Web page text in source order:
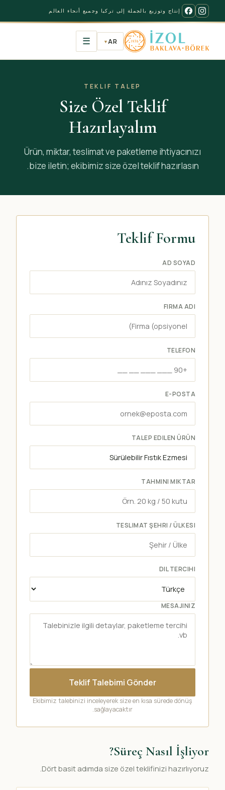
إنتاج وتوزيع بالجملة إلى تركيا وجميع أنحاء العالم
AR
▼
☰
TEKLIF TALEP
Size Özel Teklif
Hazırlayalım
Ürün, miktar, teslimat ve paketleme ihtiyacınızı
bize iletin; ekibimiz size özel teklif hazırlasın.
Teklif Formu
AD SOYAD
FIRMA ADI
TELEFON
E-POSTA
TALEP EDILEN ÜRÜN
TAHMINI MIKTAR
TESLIMAT ŞEHRI / ÜLKESI
DIL TERCIHI
MESAJINIZ
Teklif Talebimi Gönder
Ekibimiz talebinizi inceleyerek size en kısa sürede dönüş
sağlayacaktır.
Süreç Nasıl İşliyor?
Dört basit adımda size özel teklifinizi hazırlıyoruz.